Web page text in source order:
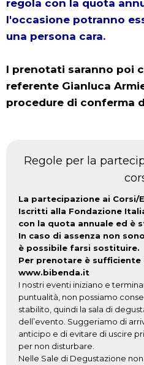
regola con la quota
l'occasione potranno
una persona cara.
I prenotati saranno poi
referente Gianluca
procedure di conferma
Regole per la
La partecipazione ai Corsi/
Iscritti alla Fondazione
con la quota annuale ed è
In caso di assenza non
è possibile farsi sostituire.
Per prenotare è
www.bibenda.it
I nostri eventi iniziano e
puntualità, non possiamo
stabilito, quindi la sala di
dell’evento. Suggeriamo di
anticipo e di evitare di uscire
per non disturbare.
Nelle Sale di Degustazione